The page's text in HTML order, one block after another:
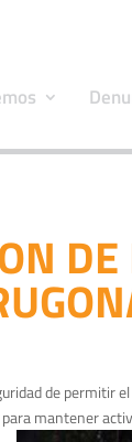
de permitir
mantener